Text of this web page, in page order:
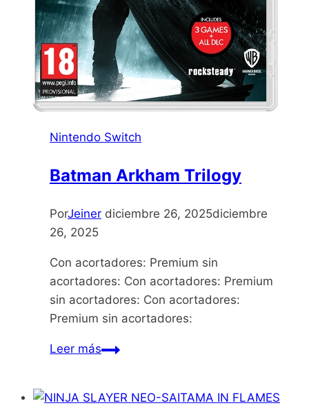
Nintendo Switch
Batman Arkham Trilogy
PorJeiner diciembre 26, 2025diciembre
26, 2025
Con acortadores: Premium sin
acortadores: Con acortadores: Premium
sin acortadores: Con acortadores:
Premium sin acortadores:
Leer másBatman